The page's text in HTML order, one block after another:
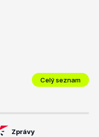
Celý seznam
Zprávy